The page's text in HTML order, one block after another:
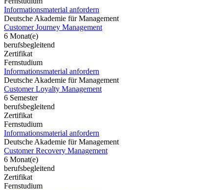
Informationsmaterial anfordern
Deutsche Akademie für Management
Customer Journey Management
6 Monat(e)
berufsbegleitend
Zertifikat
Fernstudium
Informationsmaterial anfordern
Deutsche Akademie für Management
Customer Loyalty Management
6 Semester
berufsbegleitend
Zertifikat
Fernstudium
Informationsmaterial anfordern
Deutsche Akademie für Management
Customer Recovery Management
6 Monat(e)
berufsbegleitend
Zertifikat
Fernstudium